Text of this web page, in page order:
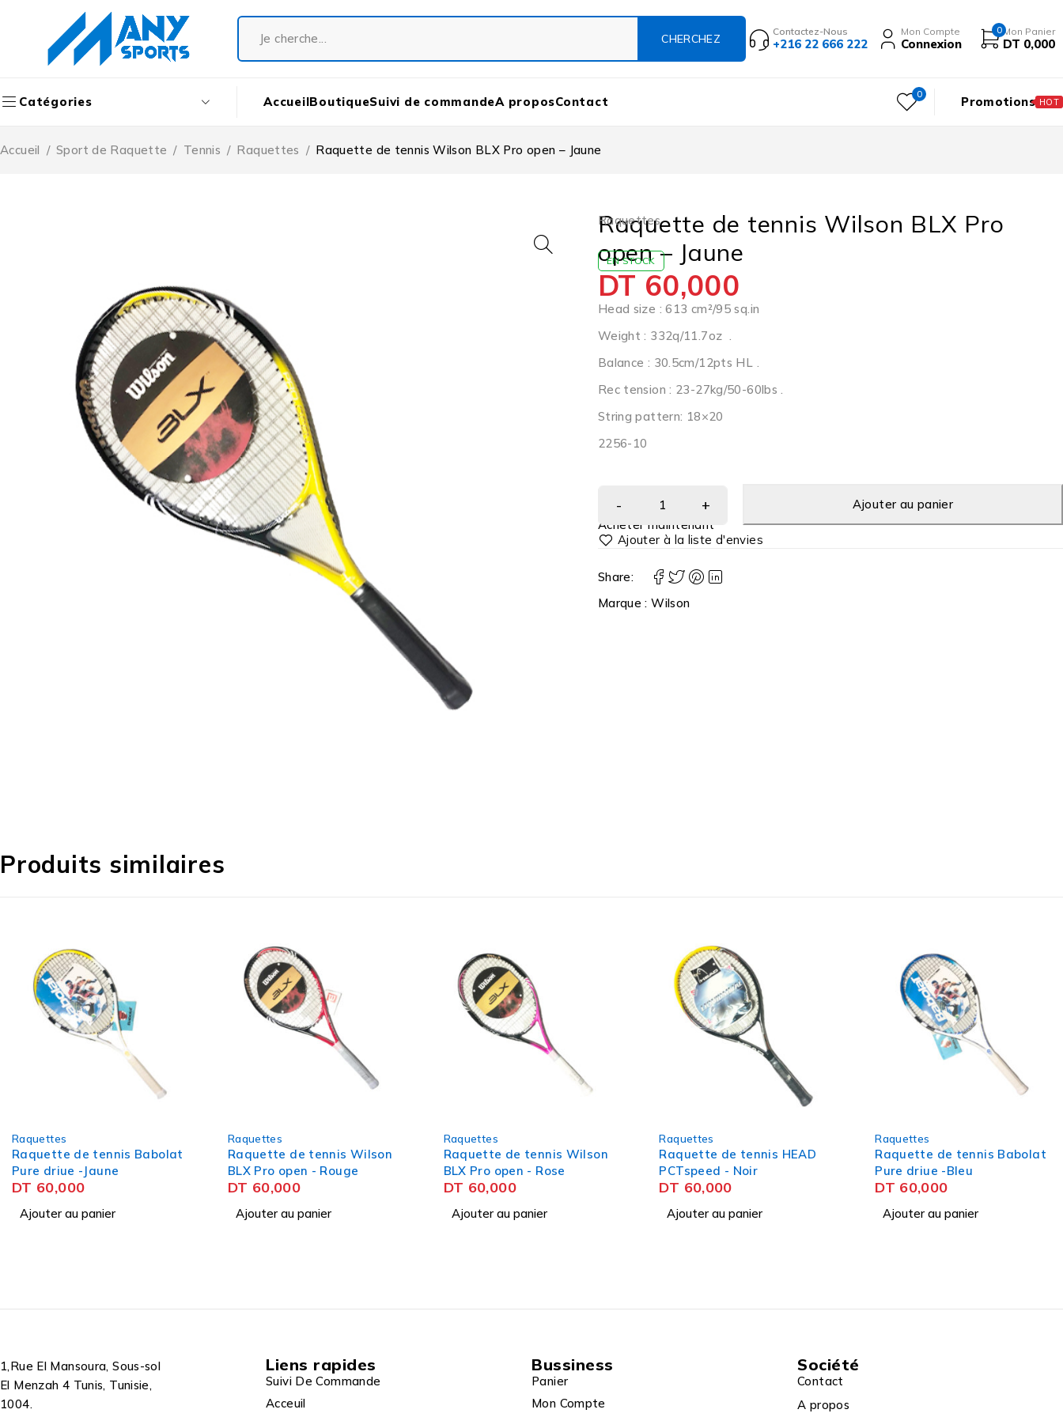
Contactez-Nous
+216 22 666 222
Mon Compte
Connexion
0 Mon Panier
DT 0,000
Catégories AccueilBoutiqueSuivi de commandeA proposContact 0 Promotions HOT
Accueil / Sport de Raquette / Tennis / Raquettes / Raquette de tennis Wilson BLX Pro open – Jaune
Raquettes
Raquette de tennis Wilson BLX Pro
open – Jaune
EN STOCK
DT 60,000
Head size : 613 cm²/95 sq.in
Weight : 332q/11.7oz .
Balance : 30.5cm/12pts HL .
Rec tension : 23-27kg/50-60lbs .
String pattern: 18×20
2256-10
Ajouter au panier
Acheter maintenant
Share:
Marque :Wilson
Produits similaires
Raquettes
Raquette de tennis Wilson
BLX Pro open - Rouge
DT 60,000
Ajouter au panier
Raquettes
Raquette de tennis Wilson
BLX Pro open - Rose
DT 60,000
Ajouter au panier
Raquettes
Raquette de tennis HEAD
PCTspeed - Noir
DT 60,000
Ajouter au panier
Raquettes
Raquette de tennis Babolat
Pure driue -Bleu
DT 60,000
Ajouter au panier
Raquettes
Raquette de tennis Wilson
BLX Pro open - Bleu
DT 60,000
Ajouter au panier
1,Rue El Mansoura, Sous-sol
El Menzah 4 Tunis, Tunisie,
1004.
Liens rapides
Suivi De Commande
Acceuil
Bussiness
Panier
Mon Compte
Société
Contact
A propos